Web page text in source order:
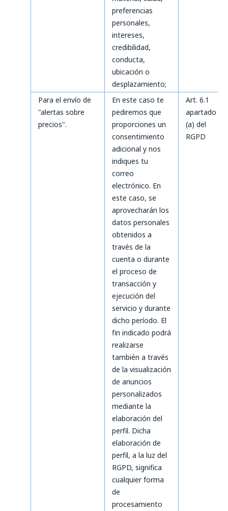
preferencias
personales,
intereses,
credibilidad,
conducta,
ubicación o
desplazamiento;
Para el envío de
"alertas sobre
precios".
En este caso te
pediremos que
proporciones un
consentimiento
adicional y nos
indiques tu
correo
electrónico. En
este caso, se
aprovecharán los
datos personales
obtenidos a
través de la
cuenta o durante
el proceso de
transacción y
ejecución del
servicio y durante
dicho período. El
fin indicado podrá
realizarse
también a través
de la visualización
de anuncios
personalizados
mediante la
elaboración del
perfil. Dicha
elaboración de
perfil, a la luz del
RGPD, significa
cualquier forma
de
procesamiento
Art. 6.1
apartado
(a) del
RGPD